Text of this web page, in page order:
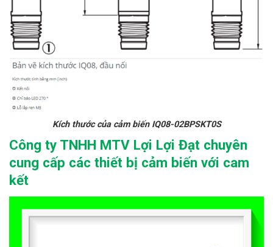
Kích thước của cảm biến IQ08-02BPSKT0S
Công ty TNHH MTV Lợi Lợi Đạt chuyên
cung cấp các thiết bị cảm biến với cam
kết